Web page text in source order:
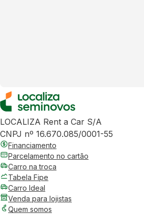
LOCALIZA Rent a Car S/A
CNPJ nº 16.670.085/0001-55
Financiamento
Parcelamento no cartão
Carro na troca
Tabela Fipe
Carro Ideal
Venda para lojistas
Quem somos